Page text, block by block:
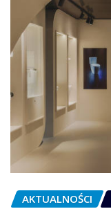
AKTUALNOŚCI